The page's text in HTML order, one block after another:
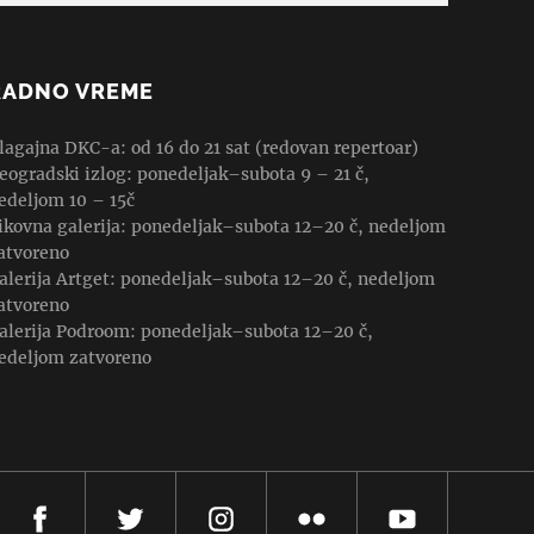
VREME
DKC-a: od 16 do 21 sat (redovan repertoar)
izlog: ponedeljak–subota 9 – 21 č,
10 – 15č
galerija: ponedeljak–subota 12–20 č, nedeljom
Artget: ponedeljak–subota 12–20 č, nedeljom
Podroom: ponedeljak–subota 12–20 č,
zatvoreno